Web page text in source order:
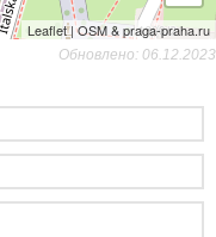
Leaflet | OSM & praga-praha.ru
Обновлено: 06.12.2023